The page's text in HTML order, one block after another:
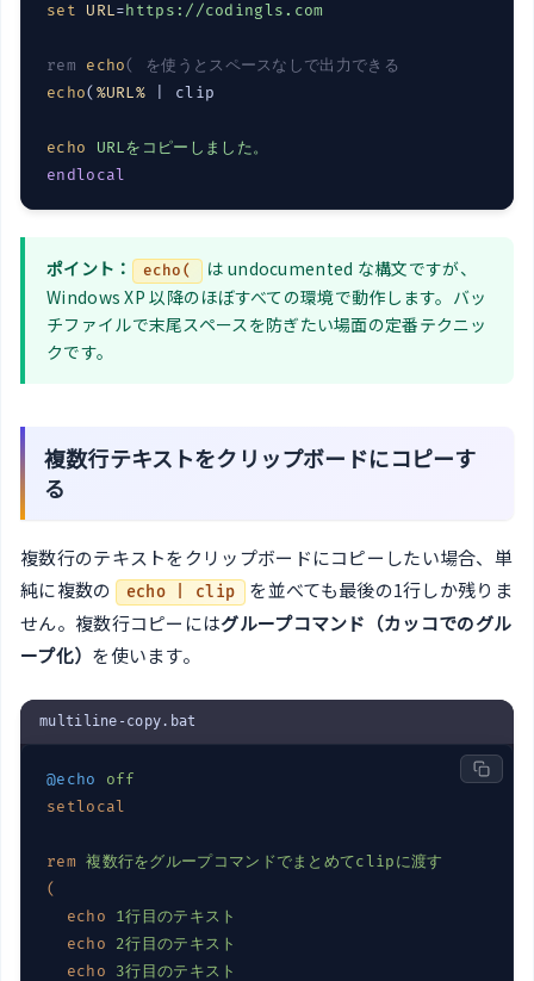
set
URL=https://codingls.com
rem echo( を使うとスペースなしで出力できる
echo( %URL% | clip
echo
URLをコピーしました。
endlocal
ポイント： echo(
は undocumented な構文ですが、
Windows XP 以降のほぼすべての環境で動作します。バッ
チファイルで末尾スペースを防ぎたい場面の定番テクニッ
クです。
複数行テキストをクリップボードにコピーす
る
複数行のテキストをクリップボードにコピーしたい場合、単
純に複数の
echo | clip
を並べても最後の1行しか残りま
せん。複数行コピーにはグループコマンド（カッコでのグル
ープ化） を使います。
multiline-copy.bat
@echo
off
setlocal
rem 複数行をグループコマンドでまとめてclipに渡す
(
echo
1行目のテキスト
echo
2行目のテキスト
echo
3行目のテキスト